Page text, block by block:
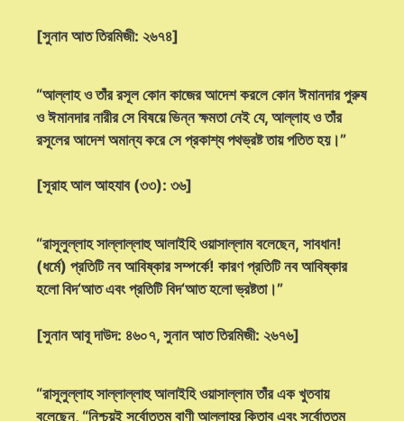
[সুনান আত তিরমিজী: ২৬৭৪]
“আল্লাহ ও তাঁর রসূল কোন কাজের আদেশ করলে কোন ঈমানদার পুরুষ
ও ঈমানদার নারীর সে বিষয়ে ভিন্ন ক্ষমতা নেই যে, আল্লাহ ও তাঁর
রসূলের আদেশ অমান্য করে সে প্রকাশ্য পথভ্রষ্ট তায় পতিত হয়।”
[সূরাহ আল আহযাব (৩৩): ৩৬]
“রাসূলুল্লাহ সাল্লাল্লাহু আলাইহি ওয়াসাল্লাম বলেছেন, সাবধান!
(ধর্মে) প্রতিটি নব আবিষ্কার সম্পর্কে! কারণ প্রতিটি নব আবিষ্কার
হলো বিদ‘আত এবং প্রতিটি বিদ‘আত হলো ভ্রষ্টতা।”
[সুনান আবূ দাউদ: ৪৬০৭, সুনান আত তিরমিজী: ২৬৭৬]
“রাসূলুল্লাহ সাল্লাল্লাহু আলাইহি ওয়াসাল্লাম তাঁর এক খুতবায়
বলেছেন, “নিশ্চয়ই সর্বোত্তম বাণী আল্লাহ্‌র কিতাব এবং সর্বোত্তম